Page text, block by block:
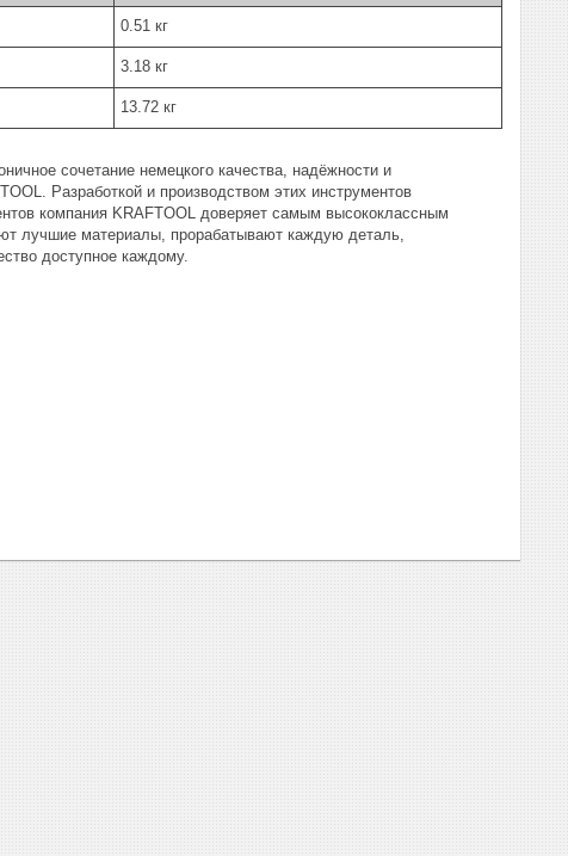
0.51 кг
3.18 кг
13.72 кг
сочетание немецкого качества, надёжности и
Разработкой и производством этих инструментов
компания KRAFTOOL доверяет самым высококлассным
лучшие материалы, прорабатывают каждую деталь,
доступное каждому.